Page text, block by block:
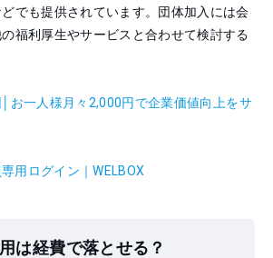
でも提供されています。団体加入には会
福利厚生やサービスと合わせて検討する
お一人様月々2,000円で企業価値向上をサ
用ログイン｜WELBOX
は経費で落とせる？